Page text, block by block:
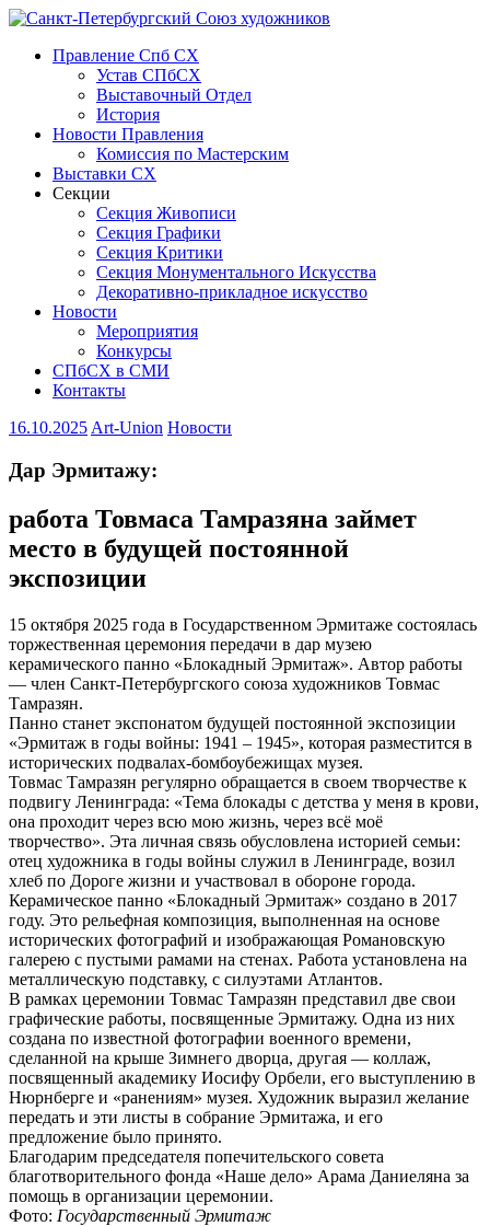
Правление Спб СХ
Устав СПбСХ
Выставочный Отдел
История
Новости Правления
Комиссия по Мастерским
Выставки СХ
Секции
Секция Живописи
Секция Графики
Секция Критики
Секция Монументального Искусства
Декоративно-прикладное искусство
Новости
Мероприятия
Конкурсы
СПбСХ в СМИ
Контакты
16.10.2025 Art-Union Новости
Дар Эрмитажу:
работа Товмаса Тамразяна займет
место в будущей постоянной
экспозиции
15 октября 2025 года в Государственном Эрмитаже состоялась
торжественная церемония передачи в дар музею
керамического панно «Блокадный Эрмитаж». Автор работы
— член Санкт-Петербургского союза художников Товмас
Тамразян.
Панно станет экспонатом будущей постоянной экспозиции
«Эрмитаж в годы войны: 1941 – 1945», которая разместится в
исторических подвалах-бомбоубежищах музея.
Товмас Тамразян регулярно обращается в своем творчестве к
подвигу Ленинграда: «Тема блокады с детства у меня в крови,
она проходит через всю мою жизнь, через всё моё
творчество». Эта личная связь обусловлена историей семьи:
отец художника в годы войны служил в Ленинграде, возил
хлеб по Дороге жизни и участвовал в обороне города.
Керамическое панно «Блокадный Эрмитаж» создано в 2017
году. Это рельефная композиция, выполненная на основе
исторических фотографий и изображающая Романовскую
галерею с пустыми рамами на стенах. Работа установлена на
металлическую подставку, с силуэтами Атлантов.
В рамках церемонии Товмас Тамразян представил две свои
графические работы, посвященные Эрмитажу. Одна из них
создана по известной фотографии военного времени,
сделанной на крыше Зимнего дворца, другая — коллаж,
посвященный академику Иосифу Орбели, его выступлению в
Нюрнберге и «ранениям» музея. Художник выразил желание
передать и эти листы в собрание Эрмитажа, и его
предложение было принято.
Благодарим председателя попечительского совета
благотворительного фонда «Наше дело» Арама Даниеляна за
помощь в организации церемонии.
Фото: Государственный Эрмитаж